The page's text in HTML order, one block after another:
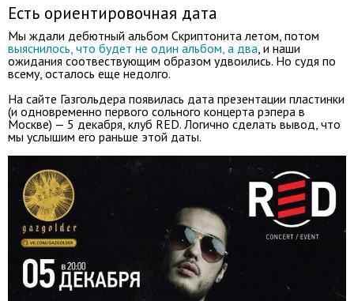
Есть ориентировочная дата
Мы ждали дебютный альбом Скриптонита летом, потом
выяснилось, что будет не один альбом, а два , и наши
ожидания соотвествующим образом удвоились. Но судя по
всему, осталось еще недолго.
На сайте Газгольдера появилась дата презентации пластинки
(и одновременно первого сольного концерта рэпера в
Москве) — 5 декабря, клуб RED. Логично сделать вывод, что
мы услышим его раньше этой даты.